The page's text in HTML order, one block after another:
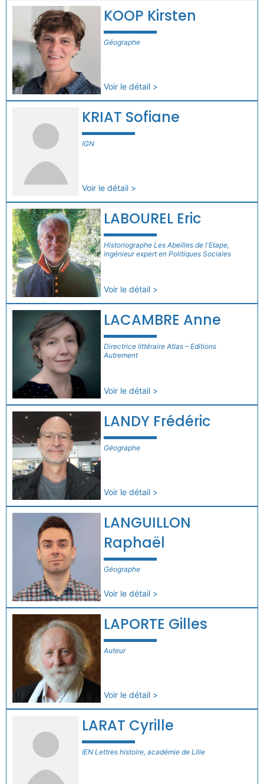
KOOP Kirsten
Géographe
Voir le détail >
KRIAT Sofiane
IGN
Voir le détail >
LABOUREL Eric
Historiographe Les Abeilles de l'Etape,
ingénieur expert en Politiques Sociales
Voir le détail >
LACAMBRE Anne
Directrice littéraire Atlas – Editions
Autrement
Voir le détail >
LANDY Frédéric
Géographe
Voir le détail >
LANGUILLON
Raphaël
Géographe
Voir le détail >
LAPORTE Gilles
Auteur
Voir le détail >
LARAT Cyrille
IEN Lettres histoire, académie de Lille